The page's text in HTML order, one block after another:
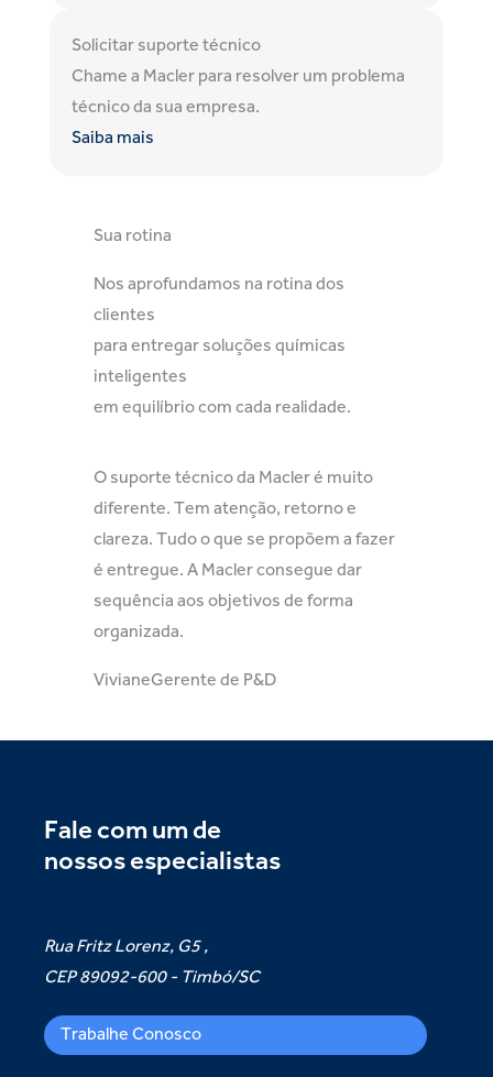
Solicitar suporte técnico
Chame a Macler para resolver um problema
técnico da sua empresa.
Saiba mais
Sua rotina
Nos aprofundamos na rotina dos
clientes
para entregar soluções químicas
inteligentes
em equilíbrio com cada realidade.
O suporte técnico da Macler é muito
diferente. Tem atenção, retorno e
clareza. Tudo o que se propõem a fazer
é entregue. A Macler consegue dar
sequência aos objetivos de forma
organizada.
VivianeGerente de P&D
Fale com um de
nossos especialistas
Rua Fritz Lorenz, G5 ,
CEP 89092-600 - Timbó/SC
Trabalhe Conosco